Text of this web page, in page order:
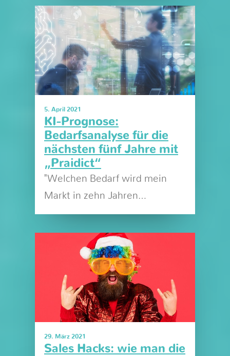
5. April 2021
KI-Prognose:
Bedarfsanalyse für die
nächsten fünf Jahre mit
„Praidict“
"Welchen Bedarf wird mein
Markt in zehn Jahren…
29. März 2021
Sales Hacks: wie man die